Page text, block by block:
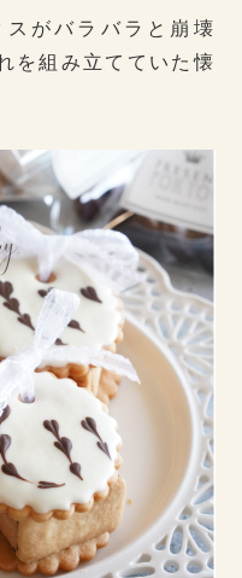
がバラバラと崩壊
を組み立てていた懐